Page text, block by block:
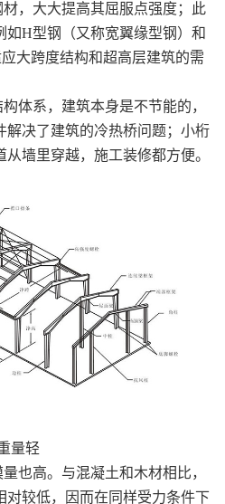
，大大提高其屈服点强度；此
如H型钢（又称宽翼缘型钢）和
大跨度结构和超高层建筑的需
体系，建筑本身是不节能的，
解决了建筑的冷热桥问题；小桁
墙里穿越，施工装修都方便。
量轻
也高。与混凝土和木材相比，
对较低，因而在同样受力条件下